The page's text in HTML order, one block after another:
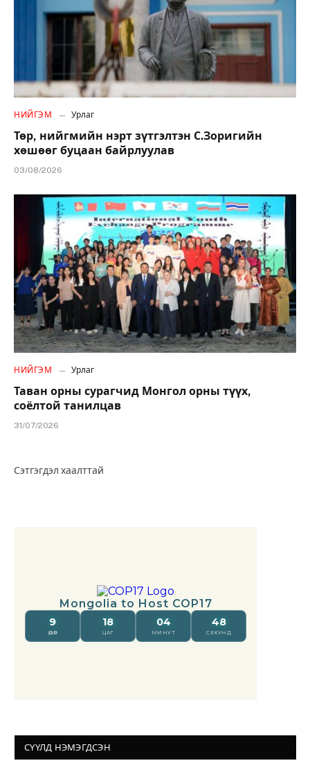
НИЙГЭМ Урлаг
Төр, нийгмийн нэрт зүтгэлтэн С.Зоригийн
хөшөөг буцаан байрлуулав
03/08/2026
НИЙГЭМ Урлаг
Таван орны сурагчид Монгол орны түүх,
соёлтой танилцав
31/07/2026
Сэтгэгдэл хаалттай
СҮҮЛД НЭМЭГДСЭН